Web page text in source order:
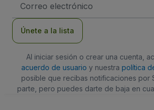
de
Únete a la lista
Al iniciar sesión o crear una cuenta,
acuerdo de usuario y nuestra política
posible que recibas notificaciones por
parte, pero puedes darte de baja en